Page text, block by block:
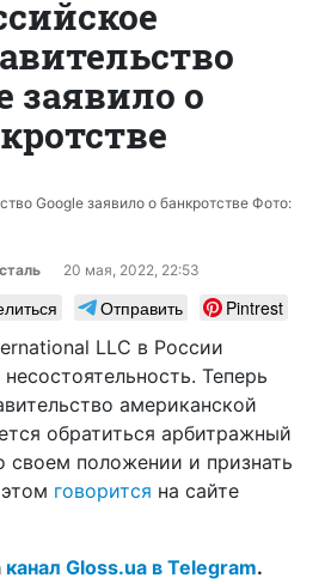
заявило о
Google заявило о банкротстве Фото:
20 мая, 2022, 22:53
Отправить
Pintrest
LLC в России
Теперь
американской
обратиться арбитражный
своем положении и признать
говорится на сайте
канал Gloss.ua в Telegram.